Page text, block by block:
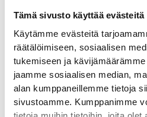
Tämä sivusto käyttää evästeitä
Käytämme evästeitä
räätälöimiseen, sosiaalisen
tukemiseen ja
jaamme sosiaalisen median,
alan kumppaneillemme tietoja
sivustoamme. Kumppanimme
useasta osasta, eikä yhtä
tietoja tontista, talon koosta ja
talopaketin hinta vaihtelee
koon ja materiaalivalintojen
jakautuvat karkeasti seuraavasti.